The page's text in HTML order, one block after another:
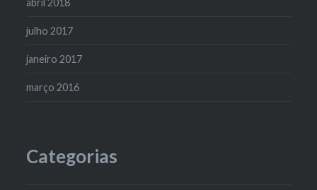
abril 2018
julho 2017
janeiro 2017
março 2016
Categorias